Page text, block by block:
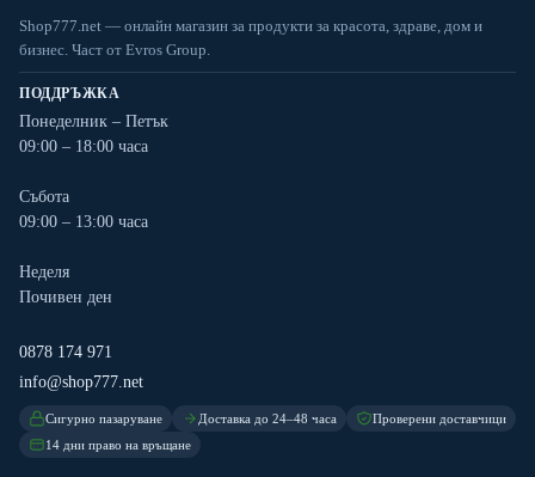
Shop777.net — онлайн магазин за продукти за красота, здраве, дом и
бизнес. Част от Evros Group.
ПОДДРЪЖКА
Понеделник – Петък
09:00 – 18:00 часа
Събота
09:00 – 13:00 часа
Неделя
Почивен ден
0878 174 971
info@shop777.net
Сигурно пазаруване Доставка до 24–48 часа
Проверени доставчици
14 дни право на връщане